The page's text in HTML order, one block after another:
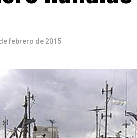
febrero de 2015